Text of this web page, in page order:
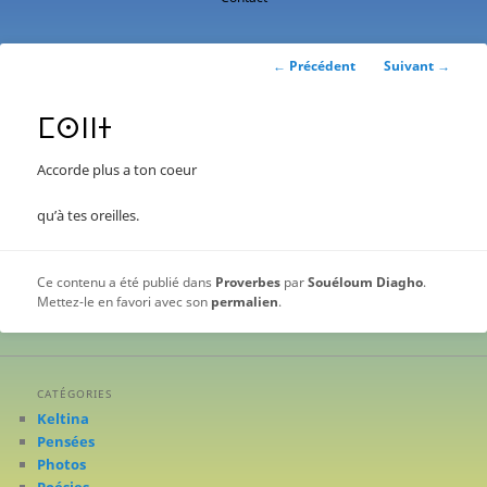
Navigation
← Précédent Suivant →
ⵎⵙⵏⵏⵜ
Accorde plus a ton coeur
qu’à tes oreilles.
Ce contenu a été publié dans Proverbes parSouéloum Diagho.
Mettez-le en favori avec son permalien.
CATÉGORIES
Keltina
Pensées
Photos